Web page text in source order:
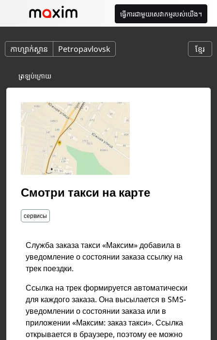
ធ្វើការជាមួយសេវាកម្មរបស់យើង។
កាហ្សាក់ស្ថាន Petropavlovsk ខ្មែរ
ត្រឡប់​ក្រោយ
​Смотри такси на карте
сервисы
Служба заказа такси «Максим» добавила в
уведомление о состоянии заказа ссылку на
трек поездки.
Ссылка на трек формируется автоматически
для каждого заказа. Она высылается в SMS-
уведомлении о состоянии заказа или в
приложении «Максим: заказ такси». Ссылка
открывается в браузере, поэтому ее можно